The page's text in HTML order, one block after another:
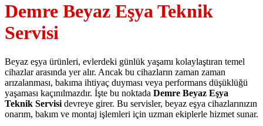
Demre Beyaz Eşya Teknik
Servisi
Beyaz eşya ürünleri, evlerdeki günlük yaşamı kolaylaştıran temel
cihazlar arasında yer alır. Ancak bu cihazların zaman zaman
arızalanması, bakıma ihtiyaç duyması veya performans düşüklüğü
yaşaması kaçınılmazdır. İşte bu noktada Demre Beyaz Eşya
Teknik Servisi devreye girer. Bu servisler, beyaz eşya cihazlarınızın
onarım, bakım ve montaj işlemleri için uzman ekiplerle hizmet sunar.